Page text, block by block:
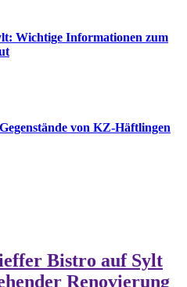
Wichtige Informationen zum
von KZ-Häftlingen
Bistro auf Sylt
Renovierung